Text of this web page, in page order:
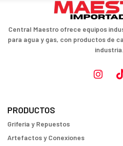
Central Maestro ofrece equipos
para agua y gas, con productos de
industria.
PRODUCTOS
Griferia y Repuestos
Artefactos y Conexiones